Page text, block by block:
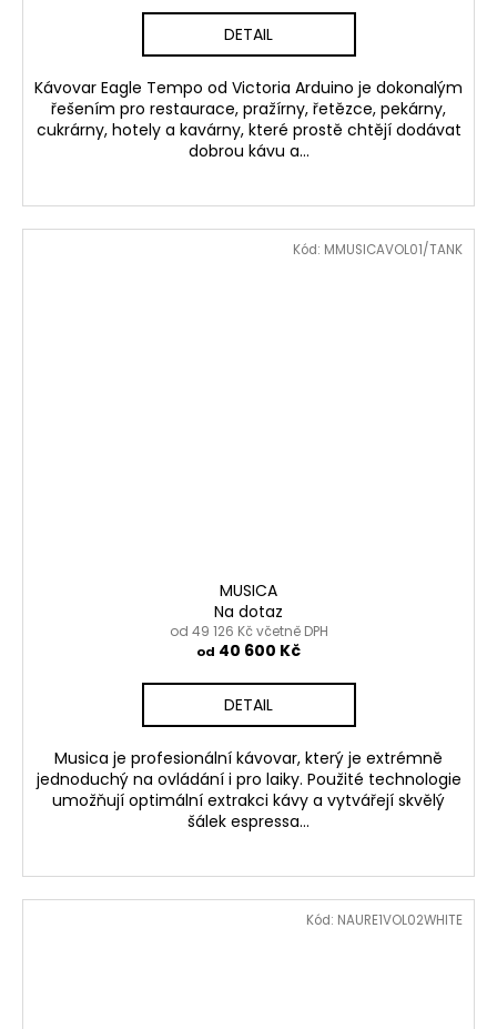
DETAIL
Kávovar Eagle Tempo od Victoria Arduino je dokonalým
řešením pro restaurace, pražírny, řetězce, pekárny,
cukrárny, hotely a kavárny, které prostě chtějí dodávat
dobrou kávu a...
MUSICA
Na dotaz
od 49 126 Kč včetně DPH
od 40 600 Kč
DETAIL
Musica je profesionální kávovar, který je extrémně
jednoduchý na ovládání i pro laiky. Použité technologie
umožňují optimální extrakci kávy a vytvářejí skvělý
šálek espressa...
Kód: MMUSICAVOL01/TANK
Kód: NAURE1VOL02WHITE